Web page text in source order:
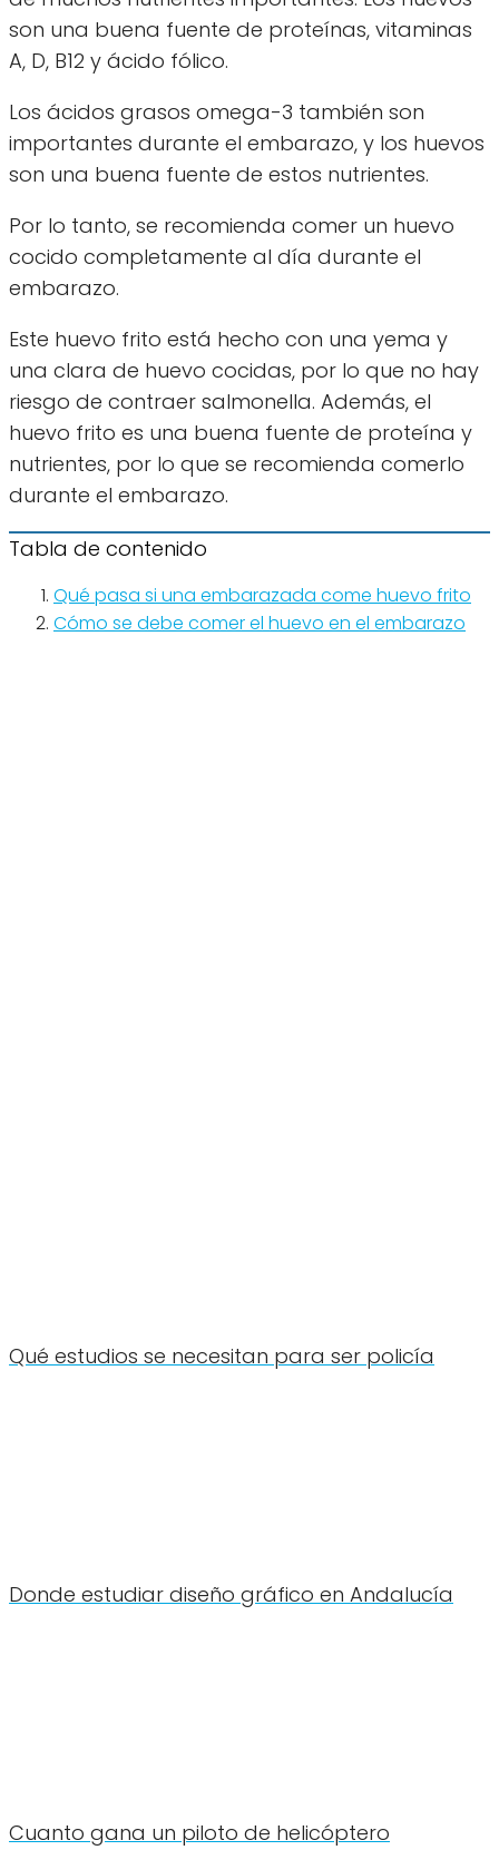
son una buena fuente de proteínas, vitaminas
A, D, B12 y ácido fólico.
Los ácidos grasos omega-3 también son
importantes durante el embarazo, y los huevos
son una buena fuente de estos nutrientes.
Por lo tanto, se recomienda comer un huevo
cocido completamente al día durante el
embarazo.
Este huevo frito está hecho con una yema y
una clara de huevo cocidas, por lo que no hay
riesgo de contraer salmonella. Además, el
huevo frito es una buena fuente de proteína y
nutrientes, por lo que se recomienda comerlo
durante el embarazo.
Tabla de contenido
Qué pasa si una embarazada come huevo frito
Cómo se debe comer el huevo en el embarazo
Qué estudios se necesitan para ser policía
Donde estudiar diseño gráfico en Andalucía
Cuanto gana un piloto de helicóptero